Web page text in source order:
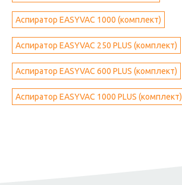
Аспиратор EASYVAC 1000 (комплект)
Аспиратор EASYVAC 250 PLUS (комплект)
Аспиратор EASYVAC 600 PLUS (комплект)
Аспиратор EASYVAC 1000 PLUS (комплект)